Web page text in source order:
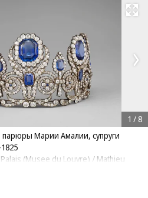
Развернуть
парюры Марии Амалии, супруги
(Musee du Louvre) / Mathieu
1 / 8